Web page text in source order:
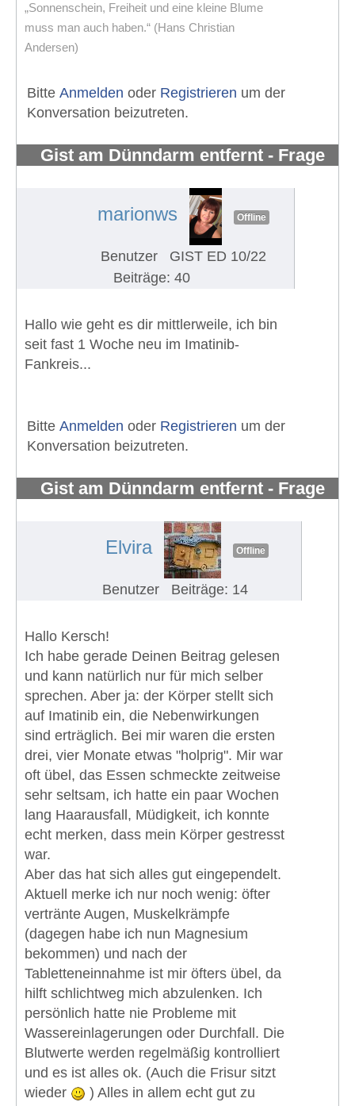
„Sonnenschein, Freiheit und eine kleine Blume
muss man auch haben.“ (Hans Christian
Andersen)
Bitte Anmelden oder Registrieren um der
Konversation beizutreten.
Gist am Dünndarm entfernt - Frage
marionws Offline
Benutzer
GIST ED 10/22
Beiträge: 40
Hallo wie geht es dir mittlerweile, ich bin
seit fast 1 Woche neu im Imatinib-
Fankreis...
Bitte Anmelden oder Registrieren um der
Konversation beizutreten.
Gist am Dünndarm entfernt - Frage
Elvira Offline
Benutzer Beiträge: 14
Hallo Kersch!
Ich habe gerade Deinen Beitrag gelesen
und kann natürlich nur für mich selber
sprechen. Aber ja: der Körper stellt sich
auf Imatinib ein, die Nebenwirkungen
sind erträglich. Bei mir waren die ersten
drei, vier Monate etwas "holprig". Mir war
oft übel, das Essen schmeckte zeitweise
sehr seltsam, ich hatte ein paar Wochen
lang Haarausfall, Müdigkeit, ich konnte
echt merken, dass mein Körper gestresst
war.
Aber das hat sich alles gut eingependelt.
Aktuell merke ich nur noch wenig: öfter
vertränte Augen, Muskelkrämpfe
(dagegen habe ich nun Magnesium
bekommen) und nach der
Tabletteneinnahme ist mir öfters übel, da
hilft schlichtweg mich abzulenken. Ich
persönlich hatte nie Probleme mit
Wassereinlagerungen oder Durchfall. Die
Blutwerte werden regelmäßig kontrolliert
und es ist alles ok. (Auch die Frisur sitzt
wieder
) Alles in allem echt gut zu